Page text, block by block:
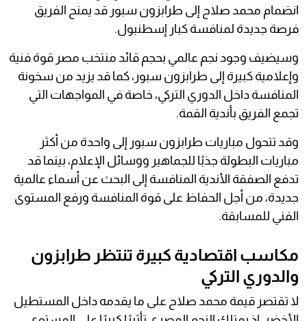
انضمام محمد صلاح إلى طرابزون سبور قد يمنح الفريق
فرصة جديدة لمنافسة كبار إسطنبول.
وسيضيف وجود نجم عالمي بحجم قائد منتخب مصر قوة فنية
وإعلامية كبيرة إلى طرابزون سبور، كما قد يزيد من سخونة
المنافسة داخل الدوري التركي، خاصة في المواجهات التي
تجمع الفريق بأندية القمة.
وقد تتحول مباريات طرابزون سبور إلى واحدة من أكثر
مباريات البطولة جذبًا للجماهير ووسائل الإعلام، بينما قد
تدفع الصفقة الأندية المنافسة إلى البحث عن أسماء عالمية
جديدة، من أجل الحفاظ على قوة المنافسة ورفع المستوى
الفني للمسابقة.
مكاسب اقتصادية كبيرة تنتظر طرابزون
والدوري التركي
لا تقتصر قيمة محمد صلاح على ما يقدمه داخل المستطيل